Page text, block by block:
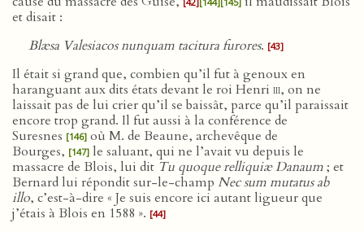
et disait :
Blæsa Valesiacos nunquam tacitura furores. [43]
Il était si grand que, combien qu’il fut à genoux en
haranguant aux dits états devant le roi Henri iii, on ne
laissait pas de lui crier qu’il se baissât, parce qu’il paraissait
encore trop grand. Il fut aussi à la conférence de
Suresnes [146] où M. de Beaune, archevêque de
Bourges, [147] le saluant, qui ne l’avait vu depuis le
massacre de Blois, lui dit Tu quoque relliquiæ Danaum; et
Bernard lui répondit sur-le-champ Nec sum mutatus ab
illo, c’est-à-dire « Je suis encore ici autant ligueur que
j’étais à Blois en 1588 ». [44]